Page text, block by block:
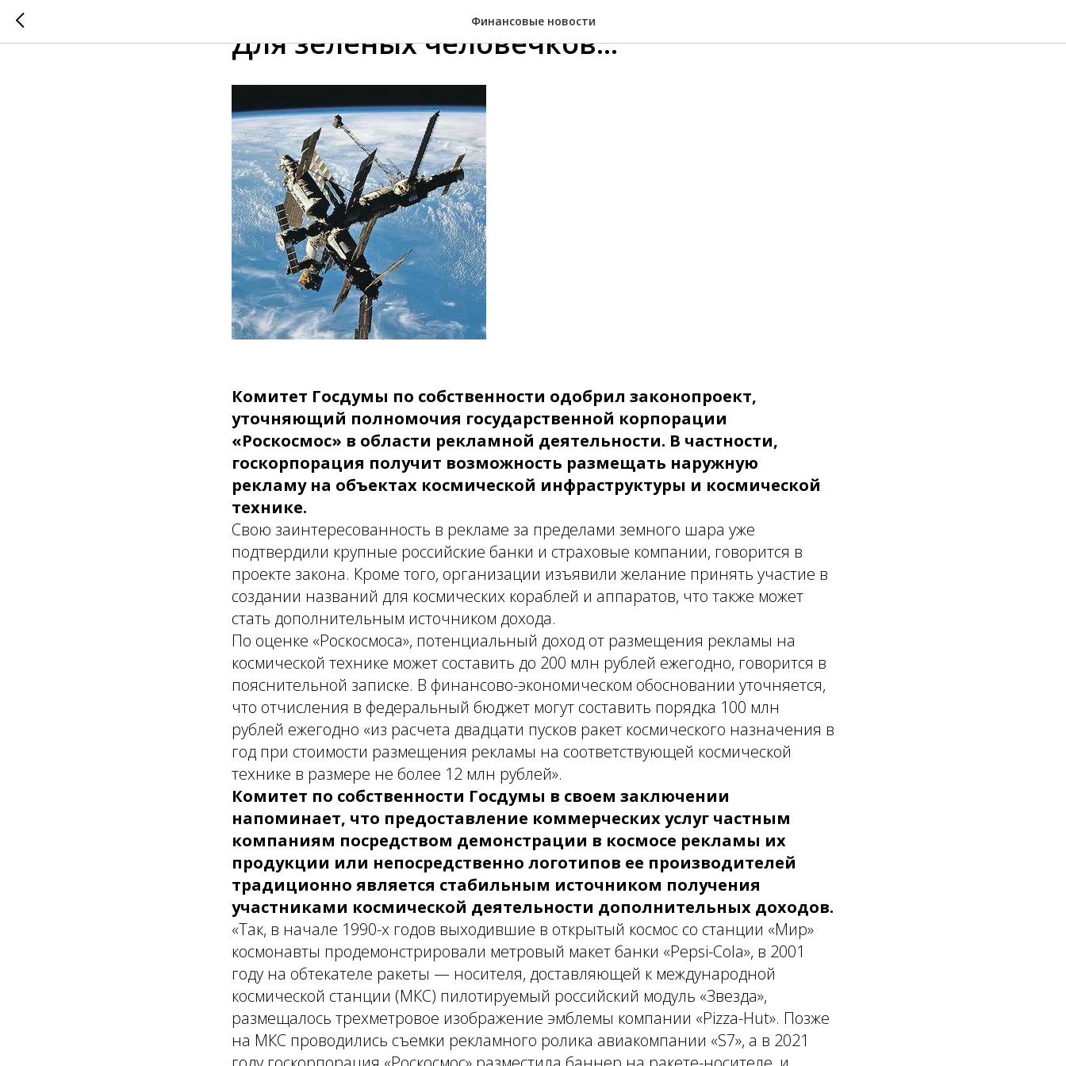
Финансовые новости
Для зеленых человечков...
Комитет Госдумы по собственности одобрил законопроект,
уточняющий полномочия государственной корпорации
«Роскосмос» в области рекламной деятельности. В частности,
госкорпорация получит возможность размещать наружную
рекламу на объектах космической инфраструктуры и космической
технике.
Свою заинтересованность в рекламе за пределами земного шара уже
подтвердили крупные российские банки и страховые компании, говорится в
проекте закона. Кроме того, организации изъявили желание принять участие в
создании названий для космических кораблей и аппаратов, что также может
стать дополнительным источником дохода.
По оценке «Роскосмоса», потенциальный доход от размещения рекламы на
космической технике может составить до 200 млн рублей ежегодно, говорится в
пояснительной записке. В финансово-экономическом обосновании уточняется,
что отчисления в федеральный бюджет могут составить порядка 100 млн
рублей ежегодно «из расчета двадцати пусков ракет космического назначения в
год при стоимости размещения рекламы на соответствующей космической
технике в размере не более 12 млн рублей».
Комитет по собственности Госдумы в своем заключении
напоминает, что предоставление коммерческих услуг частным
компаниям посредством демонстрации в космосе рекламы их
продукции или непосредственно логотипов ее производителей
традиционно является стабильным источником получения
участниками космической деятельности дополнительных доходов.
«Так, в начале 1990-х годов выходившие в открытый космос со станции «Мир»
космонавты продемонстрировали метровый макет банки «Pepsi-Cola», в 2001
году на обтекателе ракеты — носителя, доставляющей к международной
космической станции (МКС) пилотируемый российский модуль «Звезда»,
размещалось трехметровое изображение эмблемы компании «Pizza-Hut». Позже
на МКС проводились съемки рекламного ролика авиакомпании «S7», а в 2021